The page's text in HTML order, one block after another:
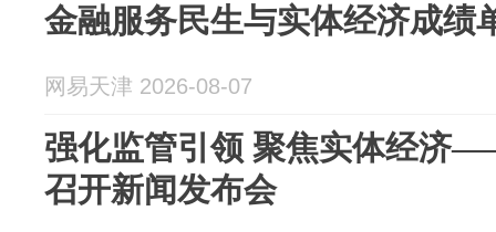
金融服务民生与实体经济成绩
网易天津 2026-08-07
强化监管引领 聚焦实体经济
召开新闻发布会